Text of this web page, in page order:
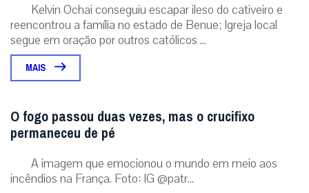
Kelvin Ochai conseguiu escapar ileso do cativeiro e
reencontrou a família no estado de Benue; Igreja local
segue em oração por outros católicos ...
MAIS
O fogo passou duas vezes, mas o crucifixo
permaneceu de pé
A imagem que emocionou o mundo em meio aos
incêndios na França. Foto: IG @patr...